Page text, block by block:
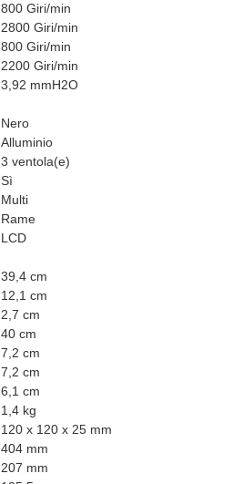
800 Giri/min
2800 Giri/min
800 Giri/min
2200 Giri/min
3,92 mmH2O
Nero
Alluminio
3 ventola(e)
Sì
Multi
Rame
LCD
39,4 cm
12,1 cm
2,7 cm
40 cm
7,2 cm
7,2 cm
6,1 cm
1,4 kg
120 x 120 x 25 mm
404 mm
207 mm